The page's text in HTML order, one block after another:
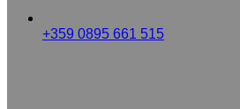
+359 0895 661 515